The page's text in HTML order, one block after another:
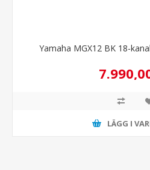
Yamaha MGX12 BK 18-
LÄGG I